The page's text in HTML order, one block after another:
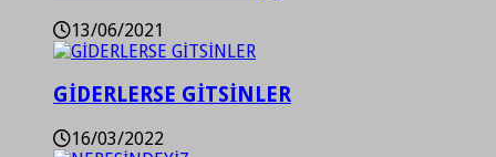
13/06/2021
GİDERLERSE GİTSİNLER
16/03/2022